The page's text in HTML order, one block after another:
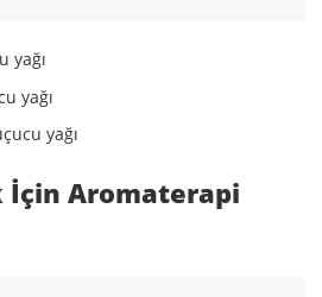
yağı
yağı
yağı
İçin Aromaterapi